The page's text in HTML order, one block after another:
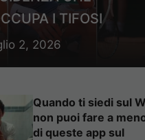
I TIFOSI
2, 2026
Quando ti siedi sul
non puoi fare a
di queste app sul